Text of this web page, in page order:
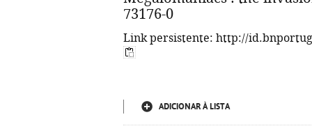
73176-0
Link persistente: http://
ADICIONAR À LISTA